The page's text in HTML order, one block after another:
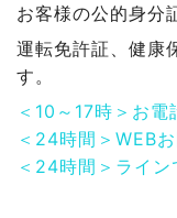
お客様の公的身分
運転免許証、健康
す。
＜10～17時＞お電
＜24時間＞WEB
＜24時間＞ライン